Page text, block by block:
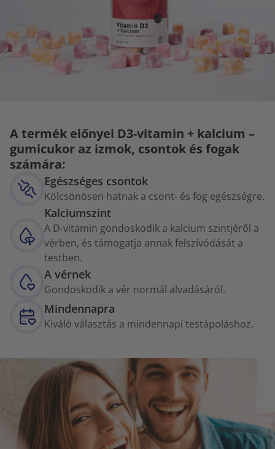
A termék előnyei D3-vitamin + kalcium –
gumicukor az izmok, csontok és fogak
számára:
Egészséges csontok
Kölcsönösen hatnak a csont- és fog egészségre.
Kalciumszint
A D-vitamin gondoskodik a kalcium szintjéről a
vérben, és támogatja annak felszívódását a
testben.
A vérnek
Gondoskodik a vér normál alvadásáról.
Mindennapra
Kiváló választás a mindennapi testápoláshoz.